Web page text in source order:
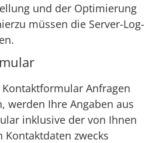
und der Optimierung
müssen die Server-Log-
Anfragen
werden Ihre Angaben aus
inklusive der von Ihnen
Kontaktdaten zwecks